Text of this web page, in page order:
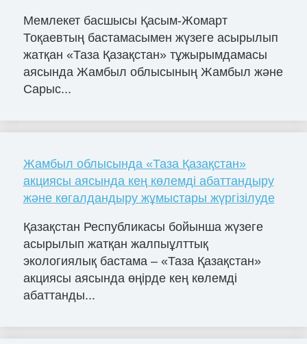
Мемлекет басшысы Қасым-Жомарт
Тоқаевтың бастамасымен жүзеге асырылып
жатқан «Таза Қазақстан» тұжырымдамасы
аясында Жамбыл облысының Жамбыл және
Сарыс...
Жамбыл облысында «Таза Қазақстан»
акциясы аясында кең көлемді абаттандыру
және көгалдандыру жұмыстары жүргізілуде
Қазақстан Республикасы бойынша жүзеге
асырылып жатқан жалпыұлттық
экологиялық бастама – «Таза Қазақстан»
акциясы аясында өңірде кең көлемді
абаттанды...